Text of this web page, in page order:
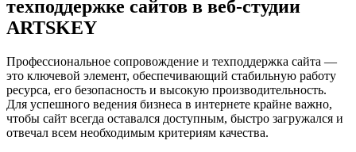
техподдержке сайтов в веб-студии
ARTSKEY
Профессиональное сопровождение и техподдержка сайта —
это ключевой элемент, обеспечивающий стабильную работу
ресурса, его безопасность и высокую производительность.
Для успешного ведения бизнеса в интернете крайне важно,
чтобы сайт всегда оставался доступным, быстро загружался и
отвечал всем необходимым критериям качества.